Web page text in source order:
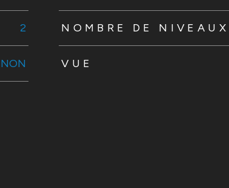
2 NOMBRE DE NIVEAUX
NON VUE